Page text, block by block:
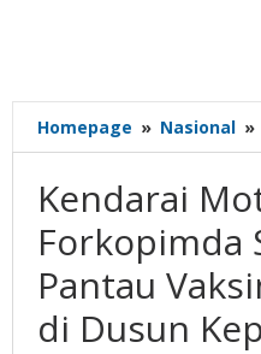
Homepage » Nasional »
Kendarai
Forkopimda
Pantau
di Dusun